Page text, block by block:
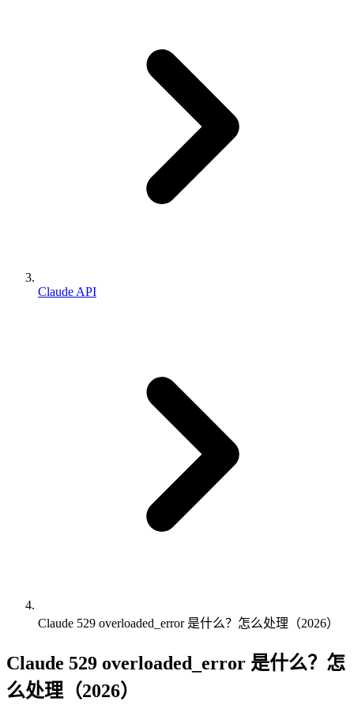
Claude API
Claude 529 overloaded_error 是什么？怎么处理（2026）
Claude 529 overloaded_error 是什么？怎
么处理（2026）